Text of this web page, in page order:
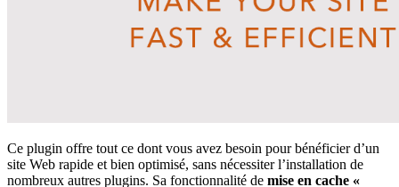
Ce plugin offre tout ce dont vous avez besoin pour bénéficier d’un
site Web rapide et bien optimisé, sans nécessiter l’installation de
nombreux autres plugins. Sa fonctionnalité de mise en cache «